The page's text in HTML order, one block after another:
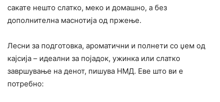
сакате нешто слатко, меко и домашно, а без
дополнителна маснотија од пржење.
Лесни за подготовка, ароматични и полнети со џем од
кајсија – идеални за појадок, ужинка или слатко
завршување на денот, пишува НМД. Еве што ви е
потребно: